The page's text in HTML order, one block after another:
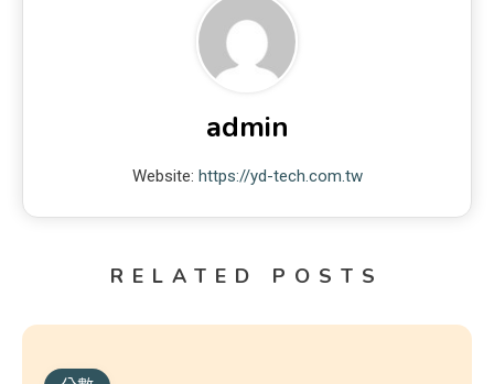
admin
Website: https://yd-tech.com.tw
RELATED POSTS